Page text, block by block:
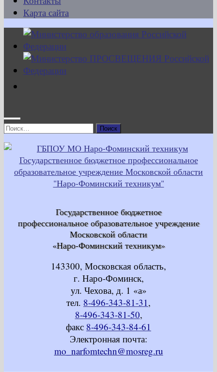
Карта сайта
Найти:
Государственное бюджетное
профессиональное образовательное учреждение
Московской области
«Наро-Фоминский техникум»
143300, Московская область,
г. Наро-Фоминск,
ул. Чехова, д. 1 «а»
тел. 8-496-343-81-31,
8-496-343-81-50,
факс 8-496-343-84-61
Электронная почта:
mo_narfomtechn@mosreg.ru